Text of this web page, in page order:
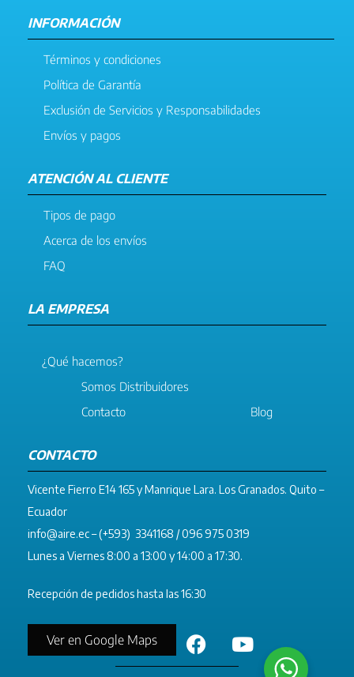
INFORMACIÓN
Términos y condiciones
Política de Garantía
Exclusión de Servicios y Responsabilidades
Envíos y pagos
ATENCIÓN AL CLIENTE
Tipos de pago
Acerca de los envíos
FAQ
LA EMPRESA
¿Qué hacemos?
Somos Distribuidores
Contacto
Blog
CONTACTO
Vicente Fierro E14 165 y Manrique Lara. Los Granados. Quito –
Ecuador
info@aire.ec– (+593) 3341168 / 096 975 0319
Lunes a Viernes 8:00 a 13:00 y 14:00 a 17:30.
Recepción de pedidos hasta las 16:30
Ver en Google Maps